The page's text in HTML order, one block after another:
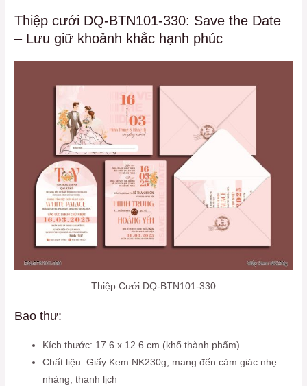
Thiệp cưới DQ-BTN101-330: Save the Date
– Lưu giữ khoảnh khắc hạnh phúc
Thiệp Cưới DQ-BTN101-330
Bao thư:
Kích thước: 17.6 x 12.6 cm (khổ thành phẩm)
Chất liệu: Giấy Kem NK230g, mang đến cảm giác nhẹ
nhàng, thanh lịch